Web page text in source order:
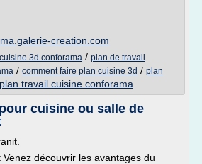
creation.com
3d conforama / plan de travail
/ comment faire plan cuisine 3d / plan
plan travail cuisine conforama
cuisine ou salle de
découvrir les avantages du